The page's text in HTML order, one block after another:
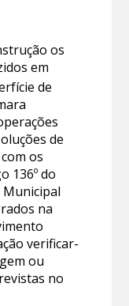
os
em
de
de
os
136º do
na
verificar-
ou
no